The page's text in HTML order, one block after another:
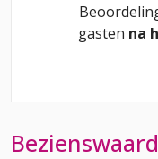
gasten na